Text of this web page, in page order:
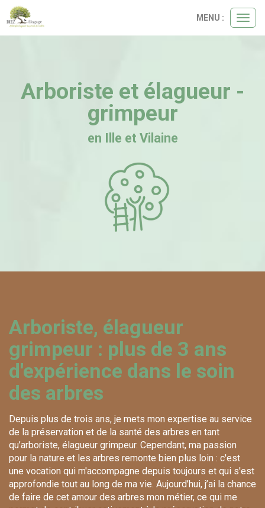
MENU :
Arboriste et élagueur -
grimpeur
en Ille et Vilaine
Arboriste, élagueur
grimpeur : plus de 3 ans
d'expérience dans le soin
des arbres
Depuis plus de trois ans, je mets mon expertise au service
de la préservation et de la santé des arbres en tant
qu’arboriste, élagueur grimpeur. Cependant, ma passion
pour la nature et les arbres remonte bien plus loin : c'est
une vocation qui m'accompagne depuis toujours et qui s'est
approfondie tout au long de ma vie. Aujourd’hui, j’ai la chance
de faire de cet amour des arbres mon métier, ce qui me
Panneau de gestion des cookies